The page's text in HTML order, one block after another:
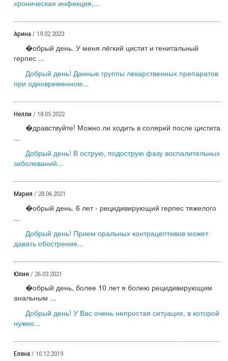
хроническая инфекция,...
Арина / 19.02.2023
�обрый день. У меня лёгкий цистит и генитальный
герпес ...
Добрый день! Данные группы лекарственных препаратов
при одновременном...
Нелли / 18.05.2022
�дравствуйте! Можно ли ходить в солярий после цистита
...
Добрый день! В острую, подострую фазу воспалительных
заболеваний...
Мария / 28.06.2021
�обрый день. 6 лет - рецидивирующий герпес тяжелого
...
Добрый день! Прием оральных контрацептивов может
давать обострение...
Юлия / 26.03.2021
�обрый день, более 10 лет я болею рецидивирующим
анальным ...
Добрый день! У Вас очень непростая ситуация, в которой
нужно...
Елена / 10.12.2019